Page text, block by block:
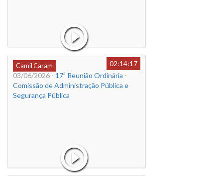
Camil Caram
02:14:17
03/06/2026 - 17ª Reunião Ordinária -
Comissão de Administração Pública e
Segurança Pública